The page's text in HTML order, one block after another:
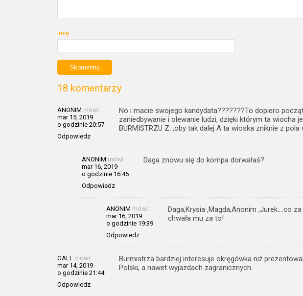
Imię
18 komentarzy
ANONIM mówi:
mar 15, 2019
o godzinie 20:57
Odpowiedz
No i macie swojego kandydata???????To dopiero
zaniedbywanie i olewanie ludzi, dzięki którym ta wiocha
BURMISTRZU Z. ,oby tak dalej A ta wioska zniknie z pola
ANONIM mówi:
mar 16, 2019
o godzinie 16:45
Odpowiedz
Daga znowu się do kompa dorwałaś?
ANONIM mówi:
mar 16, 2019
o godzinie 19:39
Odpowiedz
Daga,Krysia ,Magda,Anonim ,Jurek….co
chwała mu za to!
GALL mówi:
mar 14, 2019
o godzinie 21:44
Odpowiedz
Burmistrza bardziej interesuje okręgówka niż
Polski, a nawet wyjazdach zagranicznych.